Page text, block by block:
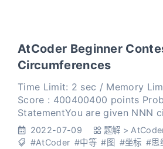
AtCoder Beginner
Circumferences
Time Limit: 2 sec / Memory
Score : 400400400 points Problem
StatementYou are given NNN
xyxyxy-coordinate plane. For
2, \ldots, Ni=1,2,…,N, t
2022-07-09 题解 >
#AtCoder #中等 #图 #坐标 #思